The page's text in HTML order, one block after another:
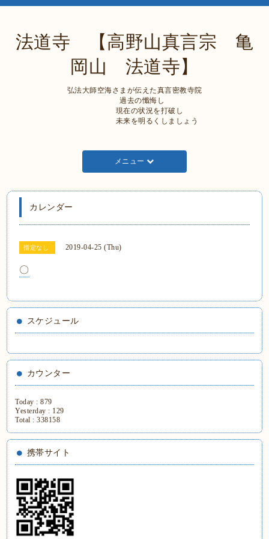
法道寺 【高野山真言宗 亀
岡山 法道寺】
弘法大師空海さまが伝えた真言密教寺院
過去の懺悔し
現在の状況を打破し
未来を明るくしましょう
メニュー
カレンダー
指定なし 2019-04-25 (Thu)
〇
スケジュール
カウンター
Today :879
Yesterday : 129
Total :338158
携帯サイト